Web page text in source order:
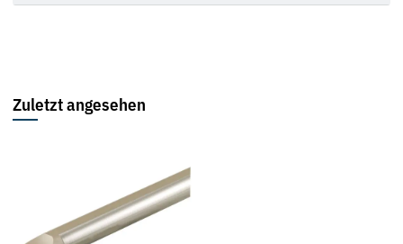
Zuletzt angesehen